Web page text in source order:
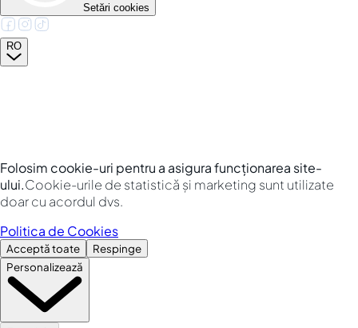
Setări cookies
RO
Folosim cookie-uri pentru a asigura funcționarea site-
ului.Cookie-urile de statistică și marketing sunt utilizate
doar cu acordul dvs.
Politica de Cookies
Acceptă toate
Respinge
Personalizează